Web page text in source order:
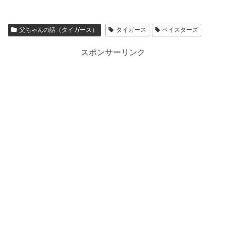
父ちゃんの話（タイガース） タイガース ベイスターズ
スポンサーリンク